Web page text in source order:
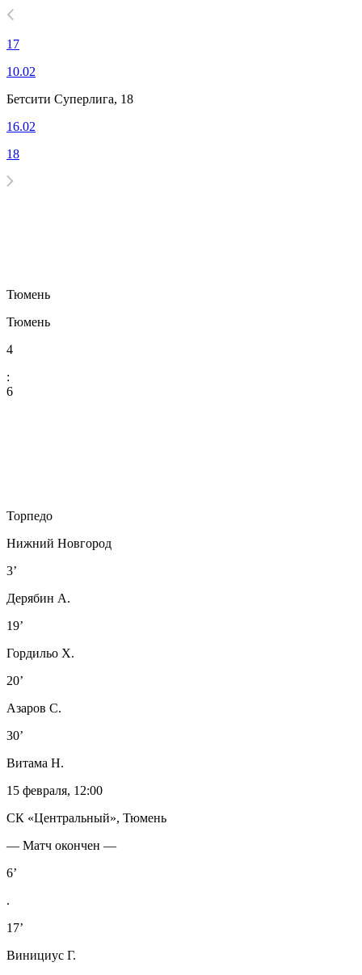
17
10.02
Бетсити Суперлига, 18
16.02
18
Тюмень
Тюмень
4
:
6
Торпедо
Нижний Новгород
3’
Дерябин А.
19’
Гордильо Х.
20’
Азаров С.
30’
Витама Н.
15 февраля, 12:00
СК «Центральный», Тюмень
— Матч окончен —
6’
.
17’
Винициус Г.